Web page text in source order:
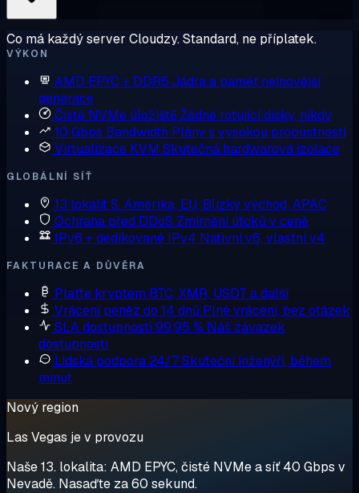
Co má každý server Cloudzy. Standard, ne příplatek.
VÝKON
AMD EPYC + DDR5 Jádra a paměť nejnovější
generace
Čisté NVMe úložištěŽádné rotující disky, nikdy
10 Gbps Bandwidth Plány s vysokou propustností
Virtualizace KVM Skutečná hardwarová izolace
GLOBÁLNÍ SÍŤ
13 lokalitS. Amerika, EU, Blízký východ, APAC
Ochrana před DDoS Zmírnění útoků v ceně
IPv6 + dedikované IPv4 Nativní v6, vlastní v4
FAKTURACE A DŮVĚRA
Plaťte kryptem BTC, XMR, USDT a další
Vrácení peněz do 14 dnů Plné vrácení, bez otázek
SLA dostupnosti 99,95 % Náš závazek
dostupnosti
Lidská podpora 24/7Skuteční inženýři, během
minut
Nový region
Las Vegas je v provozu
Naše 13. lokalita: AMD EPYC, čisté NVMe a síť 40 Gbps v
Nevadě. Nasaďte za 60 sekund.